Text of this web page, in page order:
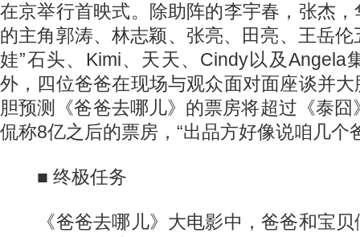
在京举行首映式。除助阵的李宇春，张杰
的主角郭涛、林志颖、张亮、田亮、王岳伦
娃”石头、Kimi、天天、Cindy以及Angela
外，四位爸爸在现场与观众面对面座谈并
胆预测《爸爸去哪儿》的票房将超过《泰
侃称8亿之后的票房，“出品方好像说咱几个
■ 终极任务
《爸爸去哪儿》大电影中，爸爸和宝贝